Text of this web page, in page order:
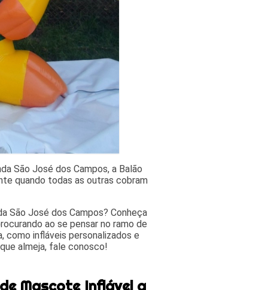
São José dos Campos, a Balão
quando todas as outras cobram
São José dos Campos? Conheça
ao se pensar no ramo de
como infláveis personalizados e
almeja, fale conosco!
Mascote Inflável a